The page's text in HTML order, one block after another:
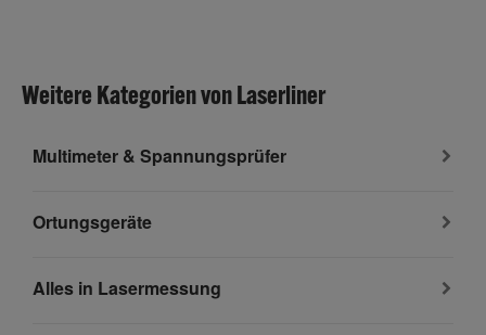
Weitere Kategorien von Laserliner
Multimeter & Spannungsprüfer
Ortungsgeräte
Alles in Lasermessung